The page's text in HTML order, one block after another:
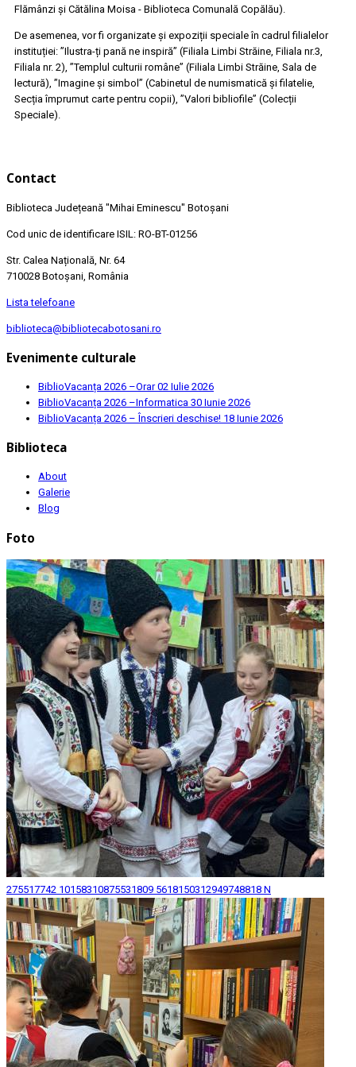
Flămânzi și Cătălina Moisa - Biblioteca Comunală Copălău).
De asemenea, vor fi organizate și expoziții speciale în cadrul filialelor
instituției: ”Ilustra-ți pană ne inspiră” (Filiala Limbi Străine, Filiala nr.3,
Filiala nr. 2), ”Templul culturii române” (Filiala Limbi Străine, Sala de
lectură), ”Imagine și simbol” (Cabinetul de numismatică și filatelie,
Secția împrumut carte pentru copii), ”Valori bibliofile” (Colecții
Speciale).
Contact
Biblioteca Județeană "Mihai Eminescu" Botoșani
Cod unic de identificare ISIL: RO-BT-01256
Str. Calea Națională, Nr. 64
710028 Botoșani, România
Lista telefoane
biblioteca@bibliotecabotosani.ro
Evenimente culturale
BiblioVacanța 2026 –Orar02 Iulie 2026
BiblioVacanța 2026 –Informatica 30 Iunie 2026
BiblioVacanța 2026 – Înscrieri deschise! 18 Iunie 2026
Biblioteca
About
Galerie
Blog
Foto
275517742 10158310875531809 5618150312949748818 N